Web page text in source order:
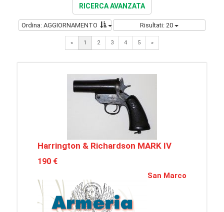
RICERCA AVANZATA
Ordina: AGGIORNAMENTO Risultati: 20
« 1 2 3 4 5 »Next
Harrington & Richardson MARK IV
190 €
San Marco